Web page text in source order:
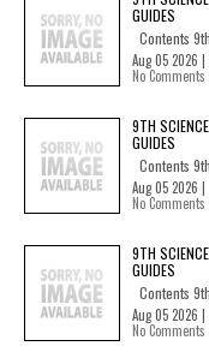
GUIDES
Contents
Aug 05 2026 |
No Comments
9TH
GUIDES
Contents
Aug 05 2026 |
No Comments
9TH
GUIDES
Contents
Aug 05 2026 |
No Comments